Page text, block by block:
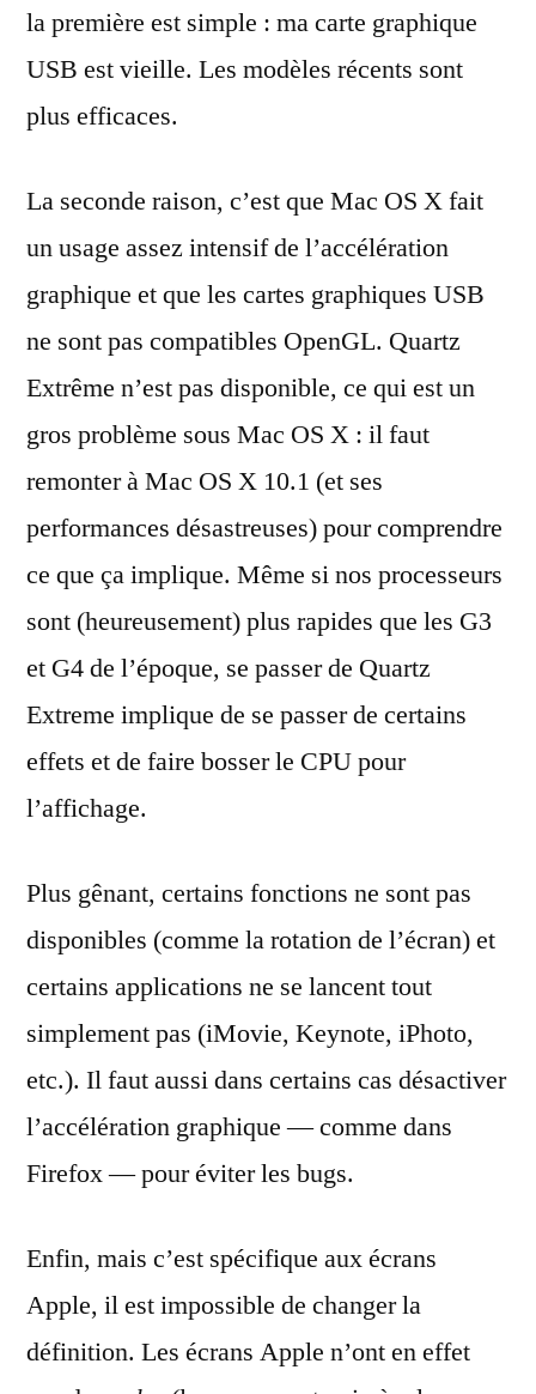
la première est simple : ma carte graphique
USB est vieille. Les modèles récents sont
plus efficaces.
La seconde raison, c’est que Mac OS X fait
un usage assez intensif de l’accélération
graphique et que les cartes graphiques USB
ne sont pas compatibles OpenGL. Quartz
Extrême n’est pas disponible, ce qui est un
gros problème sous Mac OS X : il faut
remonter à Mac OS X 10.1 (et ses
performances désastreuses) pour comprendre
ce que ça implique. Même si nos processeurs
sont (heureusement) plus rapides que les G3
et G4 de l’époque, se passer de Quartz
Extreme implique de se passer de certains
effets et de faire bosser le CPU pour
l’affichage.
Plus gênant, certains fonctions ne sont pas
disponibles (comme la rotation de l’écran) et
certains applications ne se lancent tout
simplement pas (iMovie, Keynote, iPhoto,
etc.). Il faut aussi dans certains cas désactiver
l’accélération graphique — comme dans
Firefox — pour éviter les bugs.
Enfin, mais c’est spécifique aux écrans
Apple, il est impossible de changer la
définition. Les écrans Apple n’ont en effet